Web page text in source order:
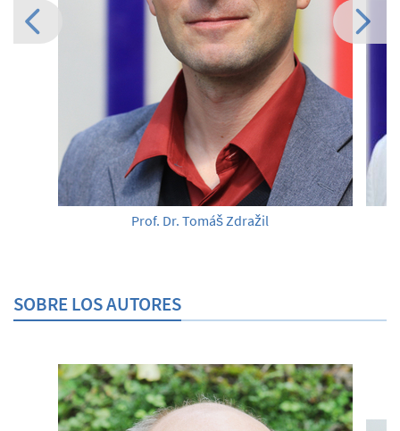
Prof. Dr. Tomáš Zdražil
SOBRE LOS AUTORES